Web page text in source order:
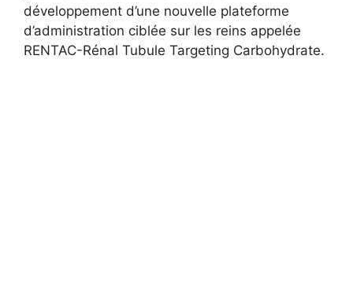
développement d’une nouvelle plateforme
d’administration ciblée sur les reins appelée
RENTAC-Rénal Tubule Targeting Carbohydrate.